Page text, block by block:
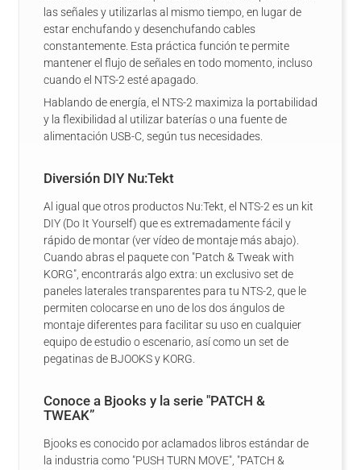
las señales y utilizarlas al mismo tiempo, en lugar de
estar enchufando y desenchufando cables
constantemente. Esta práctica función te permite
mantener el flujo de señales en todo momento, incluso
cuando el NTS-2 esté apagado.
Hablando de energía, el NTS-2 maximiza la portabilidad
y la flexibilidad al utilizar baterías o una fuente de
alimentación USB-C, según tus necesidades.
Diversión DIY Nu:Tekt
Al igual que otros productos Nu:Tekt, el NTS-2 es un kit
DIY (Do It Yourself) que es extremadamente fácil y
rápido de montar (ver vídeo de montaje más abajo).
Cuando abras el paquete con "Patch & Tweak with
KORG", encontrarás algo extra: un exclusivo set de
paneles laterales transparentes para tu NTS-2, que le
permiten colocarse en uno de los dos ángulos de
montaje diferentes para facilitar su uso en cualquier
equipo de estudio o escenario, así como un set de
pegatinas de BJOOKS y KORG.
Conoce a Bjooks y la serie "PATCH &
TWEAK”
Bjooks es conocido por aclamados libros estándar de
la industria como "PUSH TURN MOVE", "PATCH &